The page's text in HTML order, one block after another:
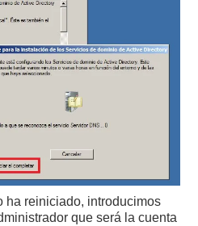
ha reiniciado, introducimos
que será la cuenta